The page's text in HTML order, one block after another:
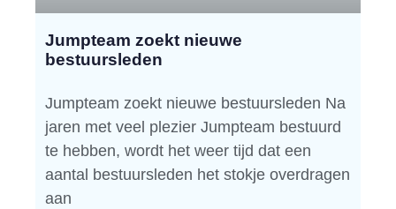
Jumpteam zoekt nieuwe
bestuursleden
Jumpteam zoekt nieuwe bestuursleden Na
jaren met veel plezier Jumpteam bestuurd
te hebben, wordt het weer tijd dat een
aantal bestuursleden het stokje overdragen
aan